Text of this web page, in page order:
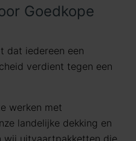
Goedkope
dat iedereen een
verdient tegen een
werken met
landelijke dekking en
wij uitvaartpakketten die